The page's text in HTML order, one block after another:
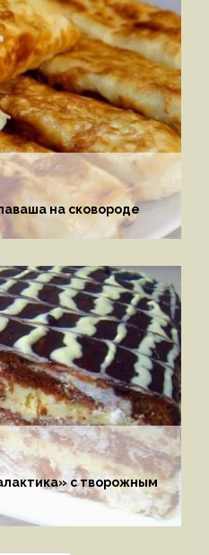
на сковороде
с творожным